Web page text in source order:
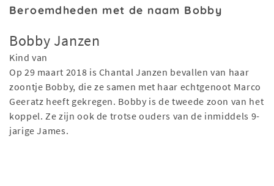
Beroemdheden met de naam Bobby
Bobby Janzen
Kind van
Op 29 maart 2018 is Chantal Janzen bevallen van haar
zoontje Bobby, die ze samen met haar echtgenoot Marco
Geeratz heeft gekregen. Bobby is de tweede zoon van het
koppel. Ze zijn ook de trotse ouders van de inmiddels 9-
jarige James.